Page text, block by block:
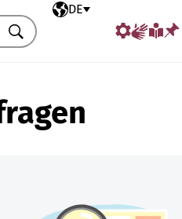
Ausgewählte Sprache
DE
Suchen